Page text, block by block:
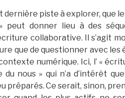
dernière piste à explorer, que
peut donner lieu à des
collaborative. Il s’agit
que de questionner avec les
numérique. Ici, l’ «
nous » qui n’a d’intérêt
préparés. Ce serait, sinon,